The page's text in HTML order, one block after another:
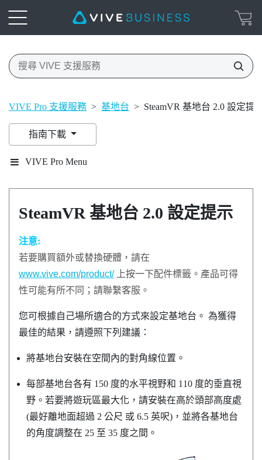
VIVE Pro 支援服務 > 基地台 > SteamVR 基地台 2.0 設定提
指南下載
VIVE Pro Menu
SteamVR 基地台 2.0 設定提示
注意:
若要購買額外或替換硬體，請在
www.vive.com/product/上按一下配件標籤。產品可得
性可能有所不同；請聯繫客服。
您可根據自己場所適合的方式來設定基地台。 為獲得
最佳的結果，請遵照下列建議：
將基地台安裝在空間內的對角線位置。
每部基地台各有 150 度的水平視野和 110 度的垂直視
野。若要將遊玩區最大化，請安裝在高於頭部高度處
(最好離地面超過 2 公尺 或 6.5 英呎)，並將各基地台
的角度調整在 25 至 35 度之間。